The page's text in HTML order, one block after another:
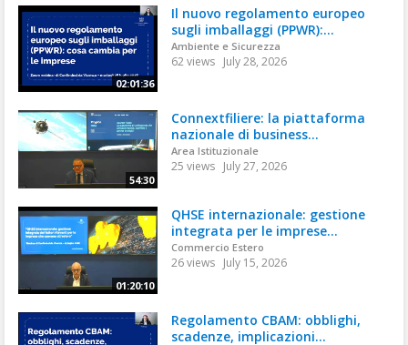
02:01:36
Il nuovo regolamento europeo
sugli imballaggi (PPWR):...
Ambiente e Sicurezza
62 views July 28, 2026
54:30
Connextfiliere: la piattaforma
nazionale di business...
Area Istituzionale
25 views July 27, 2026
01:20:10
QHSE internazionale: gestione
integrata per le imprese...
Commercio Estero
26 views July 15, 2026
Regolamento CBAM: obblighi,
scadenze, implicazioni...